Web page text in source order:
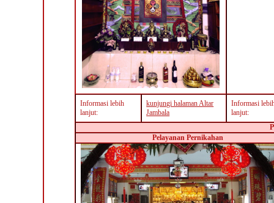
Informasi lebih
lanjut:
kunjungi halaman Altar
Jambala
Informasi
lanjut:
Pelayanan Pernikahan